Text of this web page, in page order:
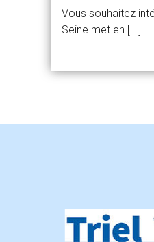
Vous souhaitez
Seine met en [...]